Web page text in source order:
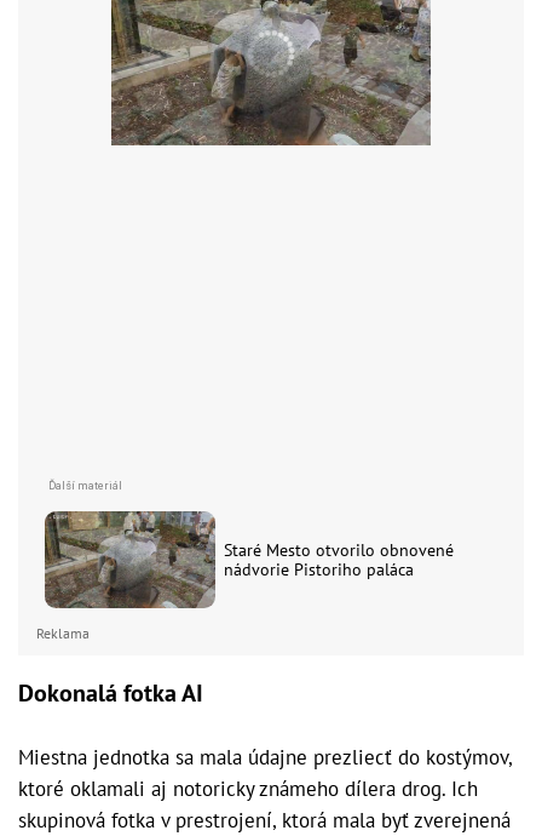
Staré Mesto otvorilo obnovené
nádvorie Pistoriho paláca
Reklama
Dokonalá fotka AI
Miestna jednotka sa mala údajne prezliecť do kostýmov,
ktoré oklamali aj notoricky známeho dílera drog. Ich
skupinová fotka v prestrojení, ktorá mala byť zverejnená